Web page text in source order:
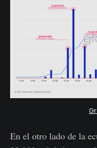
En el otro lado de la